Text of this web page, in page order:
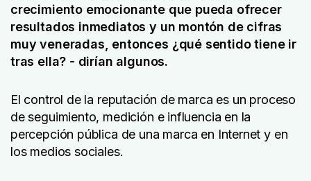
crecimiento emocionante que pueda ofrecer
resultados inmediatos y un montón de cifras
muy veneradas, entonces ¿qué sentido tiene ir
tras ella? - dirían algunos.
El control de la reputación de marca es un proceso
de seguimiento, medición e influencia en la
percepción pública de una marca en Internet y en
los medios sociales.